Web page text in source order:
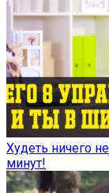
Худеть ничего
минут!